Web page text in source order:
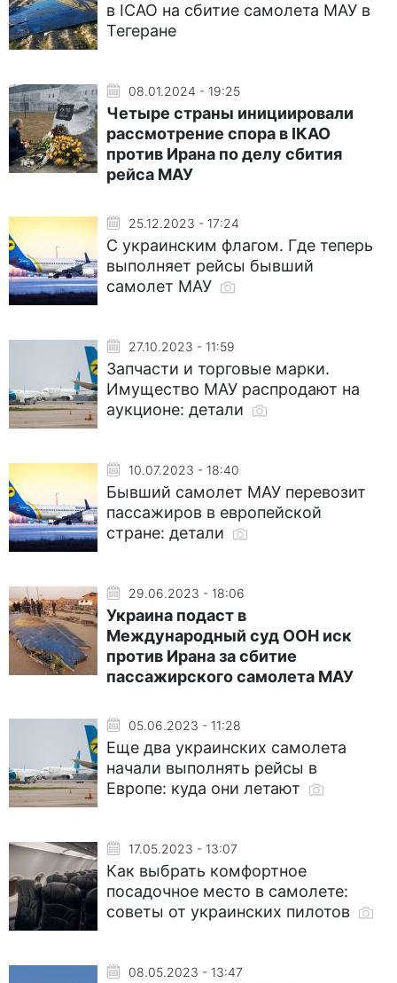
в ICAO на сбитие самолета МАУ в
Тегеране
08.01.2024 - 19:25
Четыре страны инициировали
рассмотрение спора в ІКАО
против Ирана по делу сбития
рейса МАУ
25.12.2023 - 17:24
С украинским флагом. Где теперь
выполняет рейсы бывший
самолет МАУ
27.10.2023 - 11:59
Запчасти и торговые марки.
Имущество МАУ распродают на
аукционе: детали
10.07.2023 - 18:40
Бывший самолет МАУ перевозит
пассажиров в европейской
стране: детали
29.06.2023 - 18:06
Украина подаст в
Международный суд ООН иск
против Ирана за сбитие
пассажирского самолета МАУ
05.06.2023 - 11:28
Еще два украинских самолета
начали выполнять рейсы в
Европе: куда они летают
17.05.2023 - 13:07
Как выбрать комфортное
посадочное место в самолете:
советы от украинских пилотов
08.05.2023 - 13:47